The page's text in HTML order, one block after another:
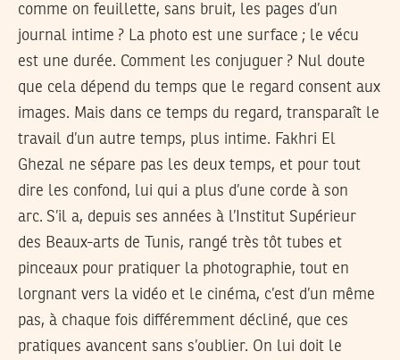
comme on feuillette, sans bruit, les pages d’un
journal intime ? La photo est une surface ; le vécu
est une durée. Comment les conjuguer ? Nul doute
que cela dépend du temps que le regard consent aux
images. Mais dans ce temps du regard, transparaît le
travail d’un autre temps, plus intime. Fakhri El
Ghezal ne sépare pas les deux temps, et pour tout
dire les confond, lui qui a plus d’une corde à son
arc. S’il a, depuis ses années à l’Institut Supérieur
des Beaux-arts de Tunis, rangé très tôt tubes et
pinceaux pour pratiquer la photographie, tout en
lorgnant vers la vidéo et le cinéma, c’est d’un même
pas, à chaque fois différemment décliné, que ces
pratiques avancent sans s’oublier. On lui doit le